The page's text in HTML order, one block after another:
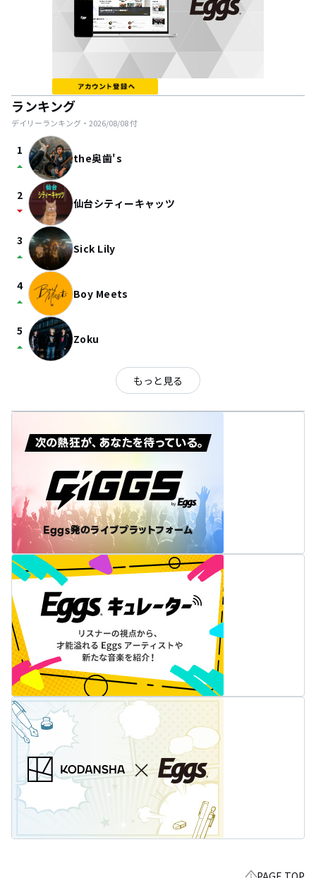
ランキング
デイリーランキング・ 2026/08/08付
1
arrow_drop_up the奥歯's
2
arrow_drop_down 仙台シティーキャッツ
3
arrow_drop_up Sick Lily
4
arrow_drop_up Boy Meets
5
arrow_drop_up Zoku
もっと見る